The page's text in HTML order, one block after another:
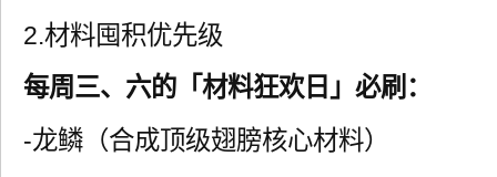
2.材料囤积优先级
每周三、六的「材料狂欢日」必刷：
-龙鳞（合成顶级翅膀核心材料）